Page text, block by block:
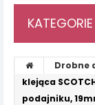
KATEGORIE
Drobne
klejąca
podajniku,